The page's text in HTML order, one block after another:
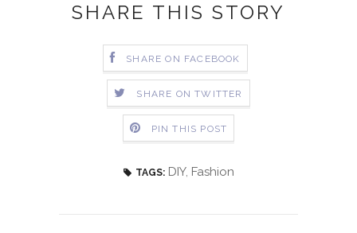
SHARE THIS STORY
SHARE ON FACEBOOK
SHARE ON TWITTER
PIN THIS POST
TAGS: DIY, Fashion